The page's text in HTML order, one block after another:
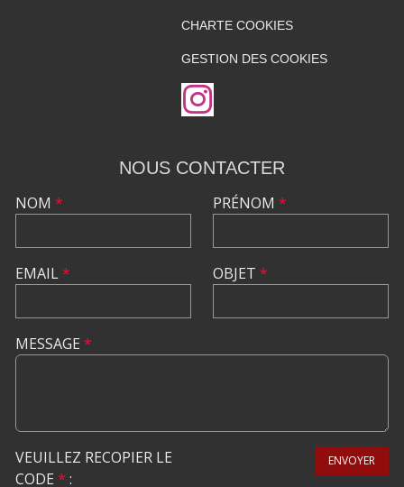
CHARTE COOKIES
GESTION DES COOKIES
NOUS CONTACTER
NOM *
EMAIL*
PRÉNOM *
OBJET *
MESSAGE *
VEUILLEZ RECOPIER LE
CODE * :
ENVOYER